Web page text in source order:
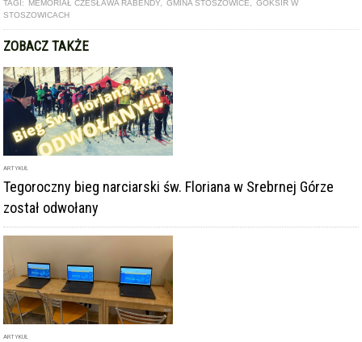
ZOBACZ TAKŻE
ARTYKUŁ
Tegoroczny bieg narciarski św. Floriana w Srebrnej Górze
został odwołany
ARTYKUŁ
GOKSiR w Stoszowicach zakupił nowy sprzęt komputerowy